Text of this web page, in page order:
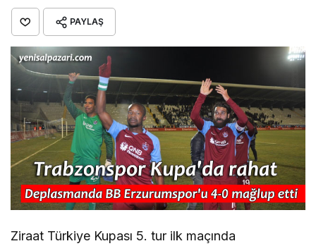
PAYLAŞ
Ziraat Türkiye Kupası 5. tur ilk maçında